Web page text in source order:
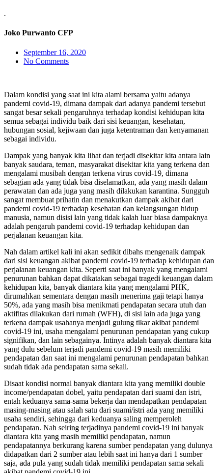
.
Joko Purwanto CFP
September 16, 2020
No Comments
Dalam kondisi yang saat ini kita alami bersama yaitu adanya
pandemi covid-19, dimana dampak dari adanya pandemi tersebut
sangat besar sekali pengaruhnya terhadap kondisi kehidupan kita
semua sebagai individu baik dari sisi keuangan, kesehatan,
hubungan sosial, kejiwaan dan juga ketentraman dan kenyamanan
sebagai individu.
Dampak yang banyak kita lihat dan terjadi disekitar kita antara lain
banyak saudara, teman, masyarakat disekitar kita yang terkena dan
mengalami musibah dengan terkena virus covid-19, dimana
sebagian ada yang tidak bisa diselamatkan, ada yang masih dalam
perawatan dan ada juga yang masih dilakukan karantina. Sungguh
sangat membuat prihatin dan menakutkan dampak akibat dari
pandemi covid-19 terhadap kesehatan dan kelangsungan hidup
manusia, namun disisi lain yang tidak kalah luar biasa dampaknya
adalah pengaruh pandemi covid-19 terhadap kehidupan dan
perjalanan keuangan kita.
Nah dalam artikel kali ini akan sedikit dibahs mengenaik dampak
dari sisi keuangan akibat pandemi covid-19 terhadap kehidupan dan
perjalanan keuangan kita. Seperti saat ini banyak yang mengalami
penurunan bahkan dapat dikatakan sebagai tragedi keuangan dalam
kehidupan kita, banyak diantara kita yang mengalami PHK,
dirumahkan sementara dengan masih menerima gaji tetapi hanya
50%, ada yang masih bisa menikmati pendapatan secara utuh dan
aktifitas dilakukan dari rumah (WFH), di sisi lain ada juga yang
terkena dampak usahanya menjadi gulung tikar akibat pandemi
covid-19 ini, usaha mengalami penurunan pendapatan yang cukup
signifikan, dan lain sebagainya. Intinya adalah banyak diantara kita
yang dulu sebelum terjadi pandemi covid-19 masih memiliki
pendapatan dan saat ini mengalami penurunan pendapatan bahkan
sudah tidak ada pendapatan sama sekali.
Disaat kondisi normal banyak diantara kita yang memiliki double
income/pendapatan dobel, yaitu pendapatan dari suami dan istri,
entah keduanya sama-sama bekerja dan mendapatkan pendapatan
masing-masing atau salah satu dari suami/istri ada yang memiliki
usaha sendiri, sehingga dari keduanya saling memperoleh
pendapatan. Nah seiring terjadinya pandemi covid-19 ini banyak
diantara kita yang masih memiliki pendapatan, namun
pendapatannya berkurang karena sumber pendapatan yang dulunya
didapatkan dari 2 sumber atau lebih saat ini hanya dari 1 sumber
saja, ada pula yang sudah tidak memiliki pendapatan sama sekali